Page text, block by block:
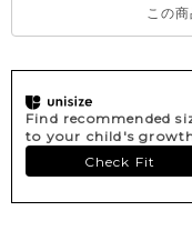
この
Find recommended
to your child's
Check Fit